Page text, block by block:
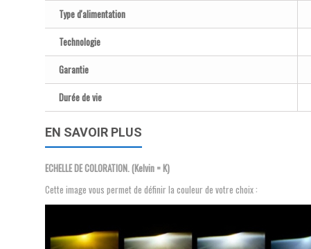
Type d'alimentation
Technologie
Garantie
Durée de vie
EN SAVOIR PLUS
ECHELLE DE COLORATION. (Kelvin = K)
Cette image vous permet de définir la couleur de votre choix :